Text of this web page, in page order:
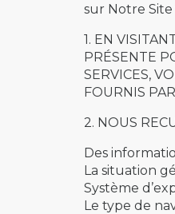
sur Notre
1. EN
PRÉSENTE
SERVICES,
FOURNIS
2. NOUS
Des
La situation
Système
Le type de